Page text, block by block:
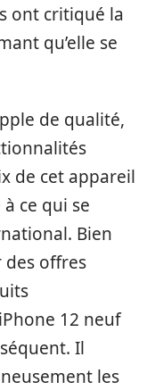
ont critiqué la
qu’elle se
de qualité,
de cet appareil
ce qui se
Bien
des offres
12 neuf
Il
les